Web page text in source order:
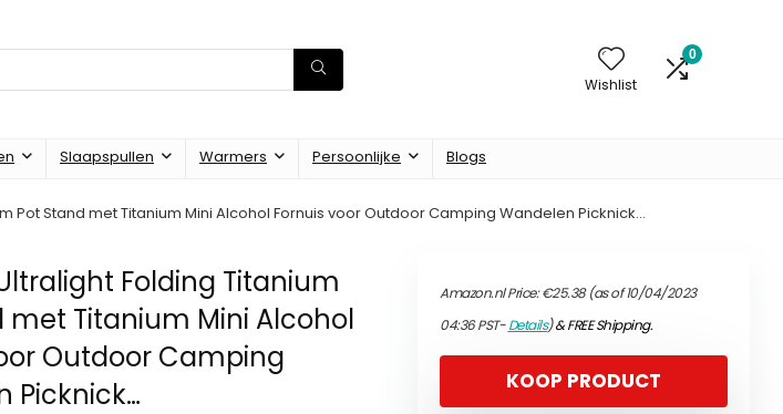
Wishlist
0
Slaapspullen Warmers Persoonlijke Blogs
Pot Stand met Titanium Mini Alcohol Fornuis voor Outdoor Camping Wandelen Picknick…
Folding Titanium
met Titanium Mini Alcohol
Outdoor Camping
Picknick…
Amazon.nl Price:€25.38(as of 10/04/2023
04:36 PST-Details)&FREE Shipping.
KOOP PRODUCT